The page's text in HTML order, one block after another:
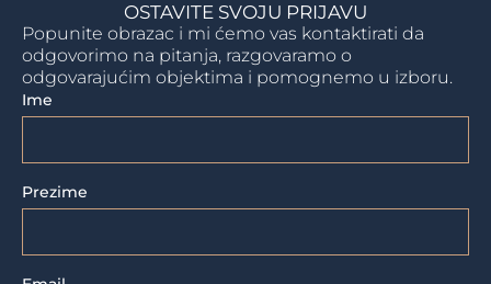
OSTAVITE SVOJU PRIJAVU
Popunite obrazac i mi ćemo vas kontaktirati da
odgovorimo na pitanja, razgovaramo o
odgovarajućim objektima i pomognemo u izboru.
Ime
Prezime